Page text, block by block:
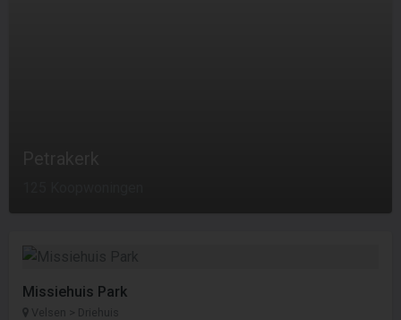
Missiehuis Park
Velsen > Driehuis